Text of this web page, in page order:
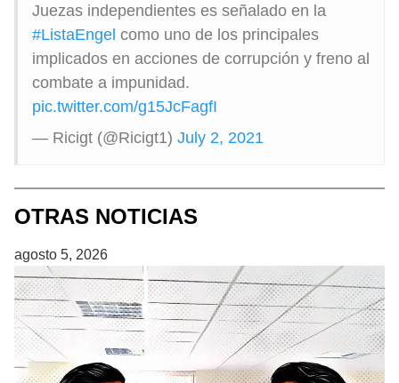
Juezas independientes es señalado en la
#ListaEngel como uno de los principales
implicados en acciones de corrupción y freno al
combate a impunidad.
pic.twitter.com/g15JcFagfI
— Ricigt (@Ricigt1) July 2, 2021
OTRAS NOTICIAS
agosto 5, 2026